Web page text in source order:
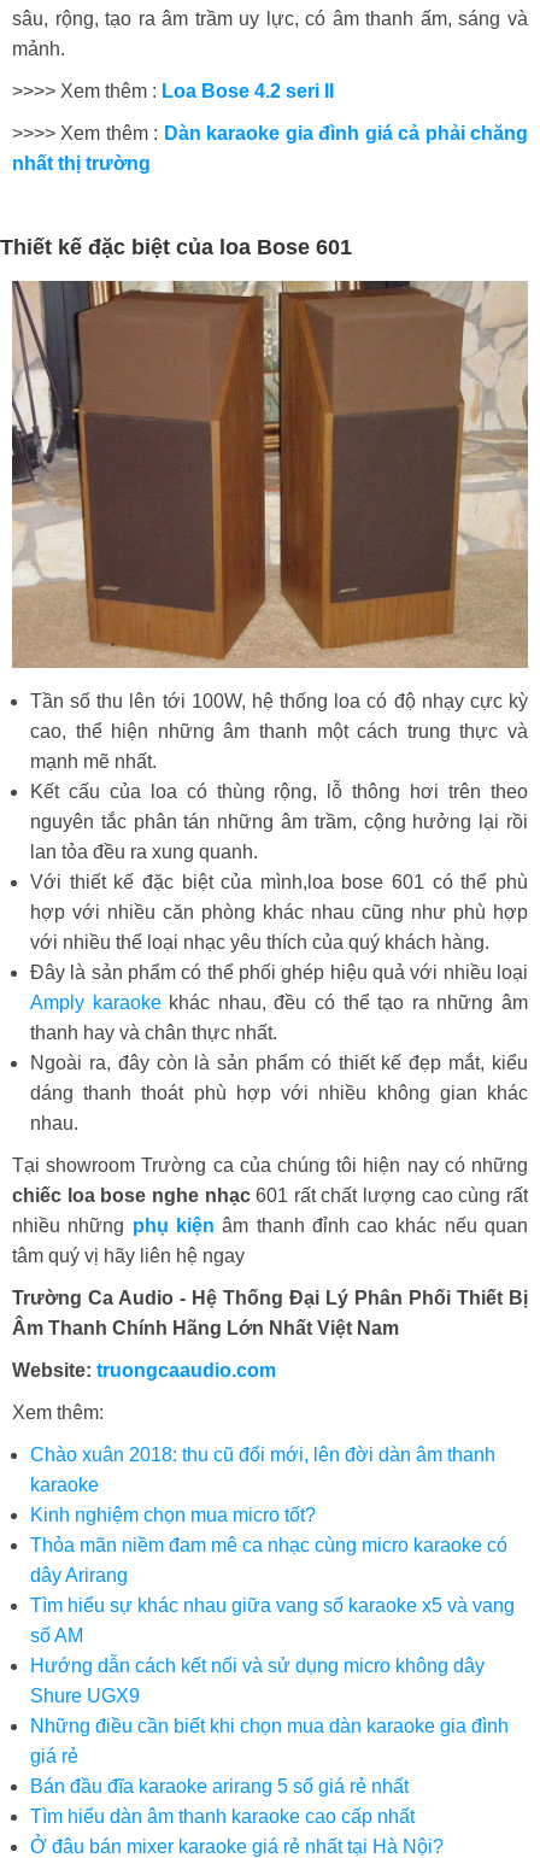
sâu, rộng, tạo ra âm trầm uy lực, có âm thanh ấm, sáng và
mảnh.
>>>> Xem thêm : Loa Bose 4.2 seri II
>>>> Xem thêm : Dàn karaoke gia đình giá cả phải chăng
nhất thị trường
Thiết kế đặc biệt của loa Bose 601
Tần số thu lên tới 100W, hệ thống loa có độ nhạy cực kỳ
cao, thể hiện những âm thanh một cách trung thực và
mạnh mẽ nhất.
Kết cấu của loa có thùng rộng, lỗ thông hơi trên theo
nguyên tắc phân tán những âm trầm, cộng hưởng lại rồi
lan tỏa đều ra xung quanh.
Với thiết kế đặc biệt của mình,loa bose 601 có thể phù
hợp với nhiều căn phòng khác nhau cũng như phù hợp
với nhiều thể loại nhạc yêu thích của quý khách hàng.
Đây là sản phẩm có thể phối ghép hiệu quả với nhiều loại
Amply karaokekhác nhau, đều có thể tạo ra những âm
thanh hay và chân thực nhất.
Ngoài ra, đây còn là sản phẩm có thiết kế đẹp mắt, kiểu
dáng thanh thoát phù hợp với nhiều không gian khác
nhau.
Tại showroom Trường ca của chúng tôi hiện nay có những
chiếc loa bose nghe nhạc601 rất chất lượng cao cùng rất
nhiều những phụ kiện âm thanh đỉnh cao khác nếu quan
tâm quý vị hãy liên hệ ngay
Trường Ca Audio - Hệ Thống Đại Lý Phân Phối Thiết Bị
Âm Thanh Chính Hãng Lớn Nhất Việt Nam
Website: truongcaaudio.com
Xem thêm:
Chào xuân 2018: thu cũ đổi mới, lên đời dàn âm thanh
karaoke
Kinh nghiệm chọn mua micro tốt?
Thỏa mãn niềm đam mê ca nhạc cùng micro karaoke có
dây Arirang
Tìm hiểu sự khác nhau giữa vang số karaoke x5 và vang
số AM
Hướng dẫn cách kết nối và sử dụng micro không dây
Shure UGX9
Những điều cần biết khi chọn mua dàn karaoke gia đình
giá rẻ
Bán đầu đĩa karaoke arirang 5 số giá rẻ nhất
Tìm hiểu dàn âm thanh karaoke cao cấp nhất
Ở đâu bán mixer karaoke giá rẻ nhất tại Hà Nội?